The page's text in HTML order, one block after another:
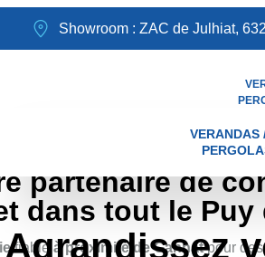
Showroom : ZAC de Julhiat,
VERANDAS
Agrandissez
partenaire de
dans tout le
fiable à proximité de Gannatpour des